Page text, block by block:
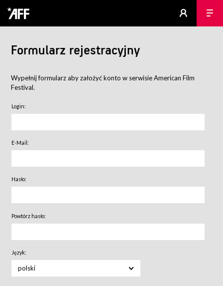
Formularz rejestracyjny
Wypełnij formularz aby założyć konto w serwisie American Film
Festival.
Login:
E-Mail:
Hasło:
Powtórz hasło:
Język:
polski